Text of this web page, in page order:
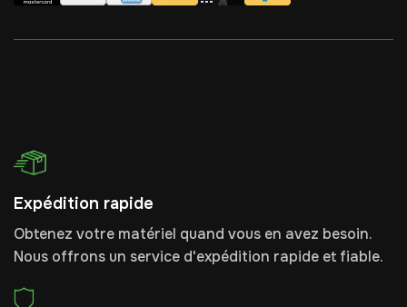
Expédition rapide
Obtenez votre matériel quand vous en avez besoin.
Nous offrons un service d'expédition rapide et fiable.